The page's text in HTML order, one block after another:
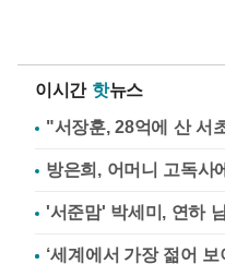
이시간 핫뉴스
"서장훈, 28억에 산 서
방은희, 어머니 고독사
'서준맘' 박세미, 연하